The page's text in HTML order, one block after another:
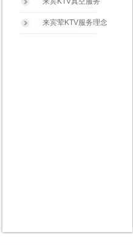
来宾荤KTV服务理念